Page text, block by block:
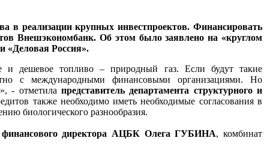
в реализации крупных инвестпроектов. Финансировать
Внешэкономбанк. Об этом было заявлено на «круглом
«Деловая Россия».
и дешевое топливо – природный газ. Если будут такие
с международными финансовыми организациями. Но
- отметила представитель департамента структурного и
также необходимо иметь необходимые согласования в
биологического разнообразия.
финансового директора АЦБК Олега ГУБИНА, комбинат